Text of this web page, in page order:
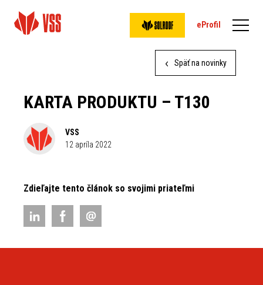
eProfil
Späť na novinky
KARTA PRODUKTU – T130
VSS
12 apríla 2022
Zdieľajte tento článok so svojimi priateľmi